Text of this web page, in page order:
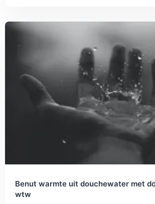
Benut warmte uit douchewater met
wtw